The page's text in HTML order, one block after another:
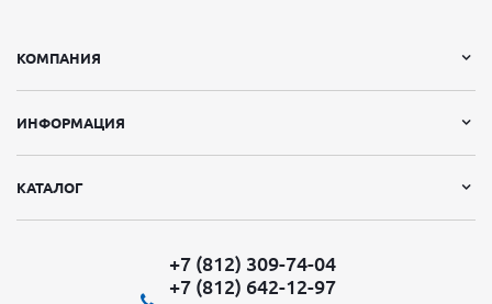
КОМПАНИЯ
ИНФОРМАЦИЯ
КАТАЛОГ
+7 (812) 309-74-04
+7 (812) 642-12-97